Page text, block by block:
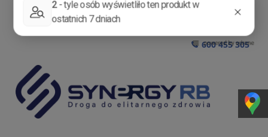
ZAREJESTRUJ SIĘ
600 455 305